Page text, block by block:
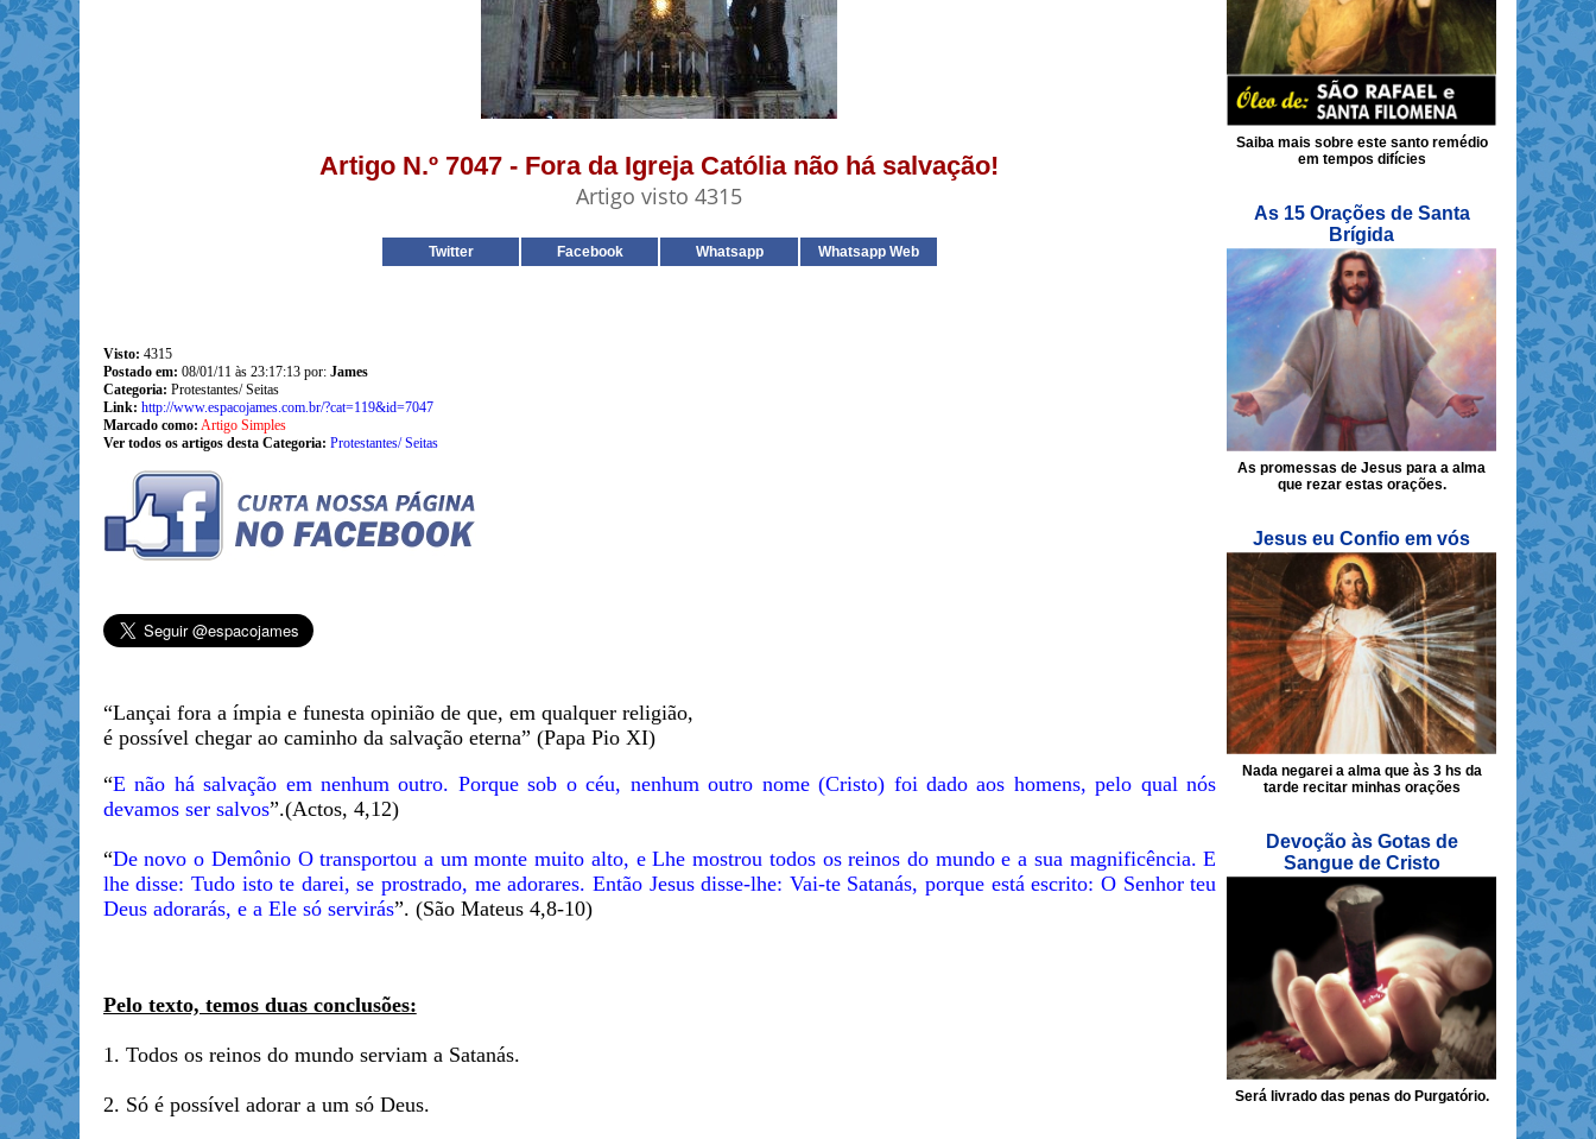
Artigo N.º 7047 - Fora da Igreja Católia não há salvação!
Artigo visto 4315
Twitter Facebook Whatsapp Whatsapp Web
Visto: 4315
Postado em: 08/01/11 às 23:17:13 por: James
Categoria: Protestantes/ Seitas
Link: http://www.espacojames.com.br/?cat=119&id=7047
Marcado como: Artigo Simples
Ver todos os artigos desta Categoria: Protestantes/ Seitas
“Lançai fora a ímpia e funesta opinião de que, em qualquer religião,
é possível chegar ao caminho da salvação eterna” (Papa Pio XI)
“E não há salvação em nenhum outro. Porque sob o céu, nenhum outro nome (Cristo) foi dado aos homens, pelo qual nós
devamos ser salvos”.(Actos, 4,12)
“De novo o Demônio O transportou a um monte muito alto, e Lhe mostrou todos os reinos do mundo e a sua magnificência. E
lhe disse: Tudo isto te darei, se prostrado, me adorares. Então Jesus disse-lhe: Vai-te Satanás, porque está escrito: O Senhor teu
Deus adorarás, e a Ele só servirás”. (São Mateus 4,8-10)
Pelo texto, temos duas conclusões:
1. Todos os reinos do mundo serviam a Satanás.
2. Só é possível adorar a um só Deus.
Saiba mais sobre este santo remédio
em tempos difícies
As 15 Orações de Santa
Brígida
As promessas de Jesus para a alma
que rezar estas orações.
Jesus eu Confio em vós
Nada negarei a alma que às 3 hs da
tarde recitar minhas orações
Devoção às Gotas de
Sangue de Cristo
Será livrado das penas do Purgatório.